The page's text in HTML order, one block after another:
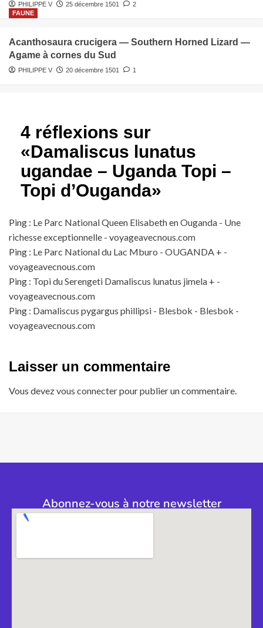
PHILIPPE V 25 décembre 1501
2
FAUNE
Acanthosaura crucigera — Southern Horned Lizard —
Agame à cornes du Sud
PHILIPPE V 20 décembre 1501 1
4 réflexions sur
«Damaliscus lunatus
ugandae – Uganda Topi –
Topi d’Ouganda»
Ping : Le Parc National Queen Elisabeth en Ouganda - Une
richesse exceptionnelle - voyageavecnous.com
Ping : Le Parc National du Lac Mburo - OUGANDA + -
voyageavecnous.com
Ping : Topi du Serengeti Damaliscus lunatus jimela + -
voyageavecnous.com
Ping : Damaliscus pygargus phillipsi - Blesbok - Blesbok -
voyageavecnous.com
Laisser un commentaire
Vous devezvous connecterpour publier un commentaire.
Abonnez-vous à notre newsletter